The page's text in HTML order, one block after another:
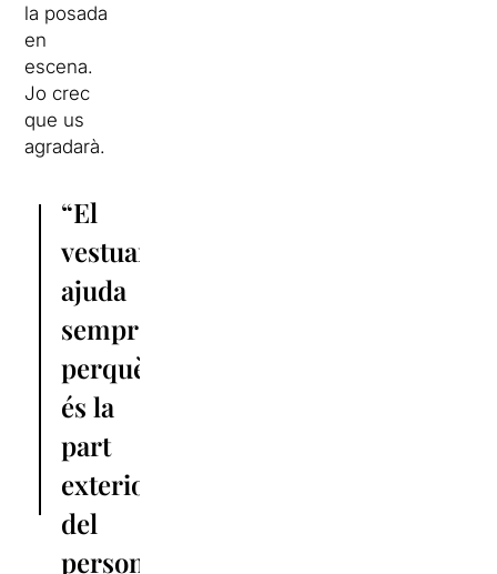
la posada
en
escena.
Jo crec
que us
agradarà.
“El
vestuari
ajuda
sempre,
perquè
és la
part
exterior
del
personatge.